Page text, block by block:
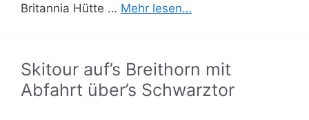
Britannia Hütte … Mehr lesen…
Skitour auf’s Breithorn mit
Abfahrt über’s Schwarztor